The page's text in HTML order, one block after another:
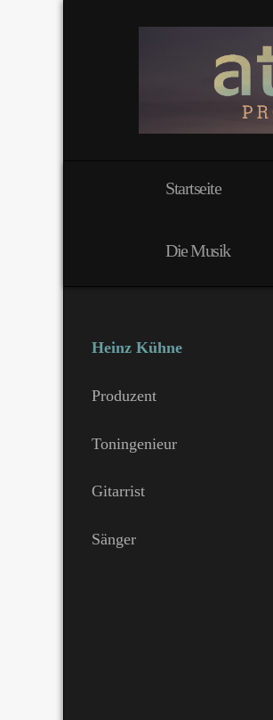
Startseite
Die Musik
Heinz Kühne
Produzent
Toningenieur
Gitarrist
Sänger